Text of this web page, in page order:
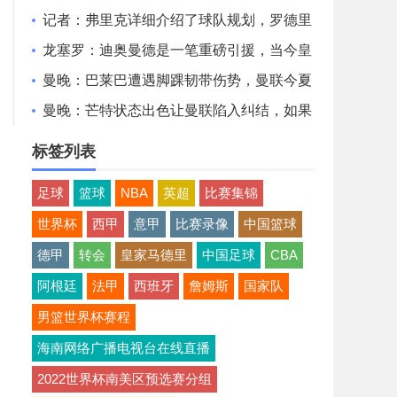
德里转会完成更近了
记者：弗里克详细介绍了球队规划，罗德里
非常认可并选择加盟巴萨
龙塞罗：迪奥曼德是一笔重磅引援，当今皇
马坐拥世界独一档攻击线
曼晚：巴莱巴遭遇脚踝韧带伤势，曼联今夏
大概率不会继续追求他
曼晚：芒特状态出色让曼联陷入纠结，如果
想四线争冠可能还得买人
标签列表
足球 篮球 NBA 英超 比赛集锦
世界杯 西甲 意甲 比赛录像 中国篮球
德甲 转会 皇家马德里 中国足球 CBA
阿根廷 法甲 西班牙 詹姆斯 国家队
男篮世界杯赛程
海南网络广播电视台在线直播
2022世界杯南美区预选赛分组